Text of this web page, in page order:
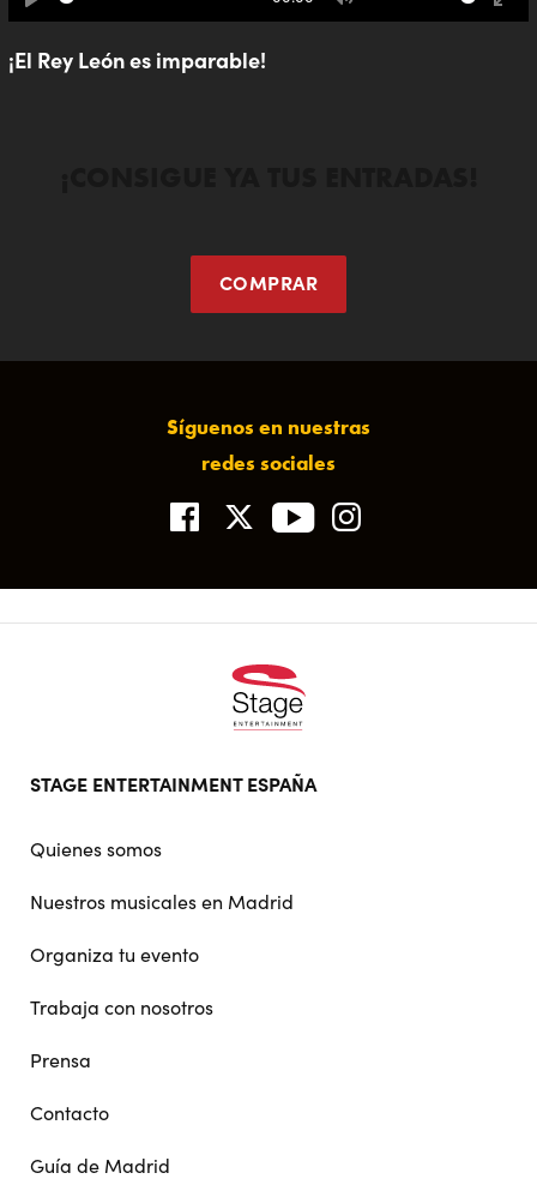
Play Mute
¡El Rey León es imparable!
COMPRAR
Síguenos en nuestras
redes sociales
STAGE ENTERTAINMENT ESPAÑA
Quienes somos
Nuestros musicales en Madrid
Organiza tu evento
Trabaja con nosotros
Prensa
Contacto
Guía de Madrid